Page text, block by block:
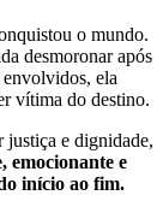
o mundo.
desmoronar após
ela
vítima do destino.
justiça e dignidade,
emocionante e
início ao fim.